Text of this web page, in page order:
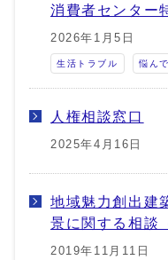
消費者センター
2026年1月5日
生活トラブル 悩ん
人権相談窓口
2025年4月16日
地域魅力創出建
景に関する相談
2019年11月11日